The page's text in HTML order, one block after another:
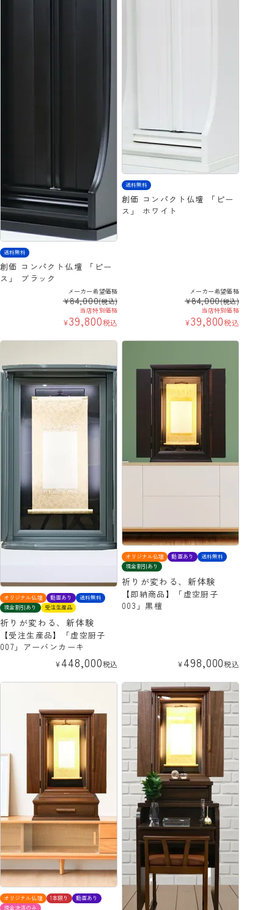
送料無料
創価 コンパクト仏壇 「ピー
ス」 ブラック
メーカー希望価格
¥84,000(税込)
当店特別価格
¥39,800税込
送料無料
創価 コンパクト仏壇 「ピー
ス」 ホワイト
メーカー希望価格
¥84,000(税込)
当店特別価格
¥39,800税込
オリジナル仏壇 動画あり
送料無料
現金割引あり
受注生産品
祈りが変わる、新体験
【受注生産品】「虚空厨子
007」アーバンカーキ
¥448,000税込
オリジナル仏壇 動画あり
送料無料
現金割引あり
祈りが変わる、新体験
【即納商品】「虚空厨子
003」黒檀
¥498,000税込
オリジナル仏壇 1本限り
動画あり
現金決済のみ